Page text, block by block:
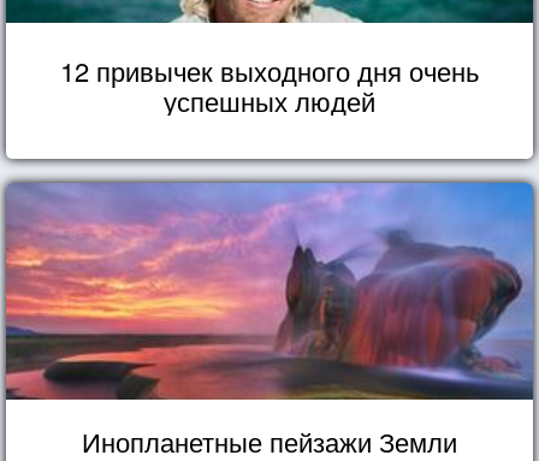
12 привычек выходного дня очень
успешных людей
Инопланетные пейзажи Земли